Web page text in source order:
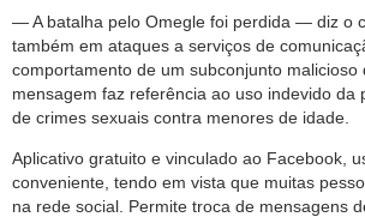
— A batalha pelo Omegle foi perdida — diz o
também em ataques a serviços de
comportamento de um subconjunto malicioso
mensagem faz referência ao uso indevido da
de crimes sexuais contra menores de idade.
Aplicativo gratuito e vinculado ao Facebook,
conveniente, tendo em vista que muitas
na rede social. Permite troca de mensagens